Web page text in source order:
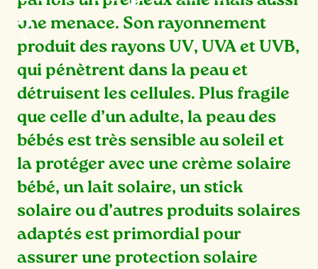
?
une menace. Son rayonnement
produit des rayons UV, UVA et UVB,
qui pénètrent dans la peau et
détruisent les cellules. Plus fragile
que celle d’un adulte, la peau des
bébés est très sensible au soleil et
la protéger avec une crème solaire
bébé, un lait solaire, un stick
solaire ou d’autres produits solaires
adaptés est primordial pour
assurer une protection solaire